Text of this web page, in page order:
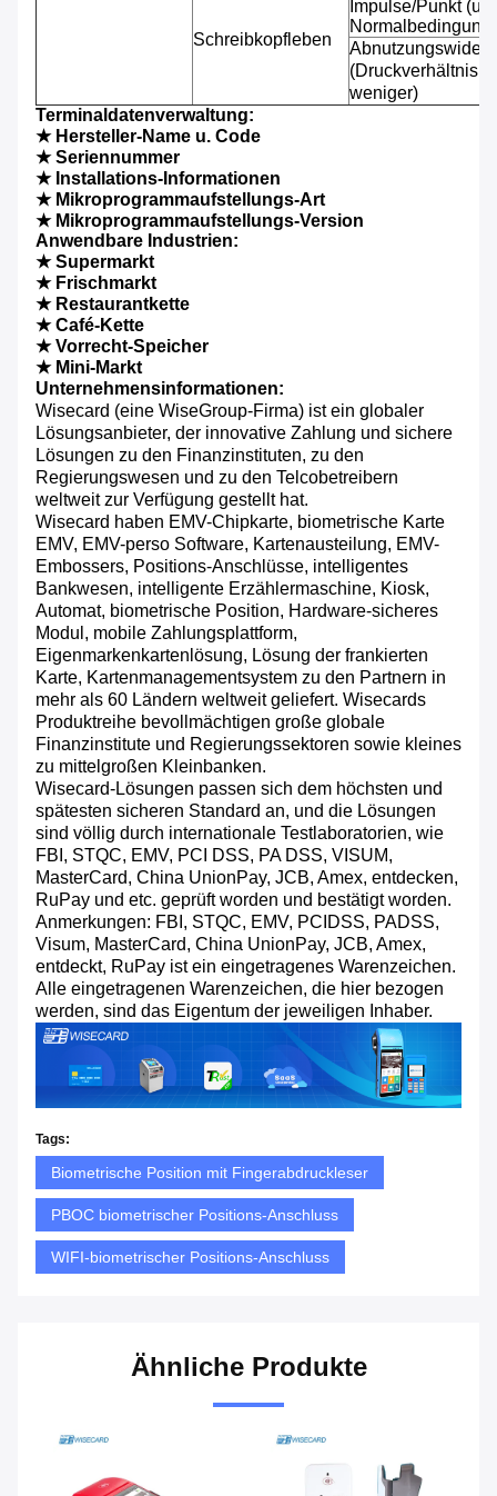
Schreibkopfleben
Impulse/Punkt
(Druckverhältnis
weniger)
Terminaldatenverwaltung:
★ Hersteller-Name u. Code
★ Seriennummer
★ Installations-Informationen
★ Mikroprogrammaufstellungs-Art
★ Mikroprogrammaufstellungs-Version
Anwendbare Industrien:
★ Supermarkt
★ Frischmarkt
★ Restaurantkette
★ Café-Kette
★ Vorrecht-Speicher
★ Mini-Markt
Unternehmensinformationen:
Wisecard (eine WiseGroup-Firma) ist ein globaler
Lösungsanbieter, der innovative Zahlung und sichere
Lösungen zu den Finanzinstituten, zu den
Regierungswesen und zu den Telcobetreibern
weltweit zur Verfügung gestellt hat.
Wisecard haben EMV-Chipkarte, biometrische Karte
EMV, EMV-perso Software, Kartenausteilung, EMV-
Embossers, Positions-Anschlüsse, intelligentes
Bankwesen, intelligente Erzählermaschine, Kiosk,
Automat, biometrische Position, Hardware-sicheres
Modul, mobile Zahlungsplattform,
Eigenmarkenkartenlösung, Lösung der frankierten
Karte, Kartenmanagementsystem zu den Partnern in
mehr als 60 Ländern weltweit geliefert. Wisecards
Produktreihe bevollmächtigen große globale
Finanzinstitute und Regierungssektoren sowie kleines
zu mittelgroßen Kleinbanken.
Wisecard-Lösungen passen sich dem höchsten und
spätesten sicheren Standard an, und die Lösungen
sind völlig durch internationale Testlaboratorien, wie
FBI, STQC, EMV, PCI DSS, PA DSS, VISUM,
MasterCard, China UnionPay, JCB, Amex, entdecken,
RuPay und etc. geprüft worden und bestätigt worden.
Anmerkungen: FBI, STQC, EMV, PCIDSS, PADSS,
Visum, MasterCard, China UnionPay, JCB, Amex,
entdeckt, RuPay ist ein eingetragenes Warenzeichen.
Alle eingetragenen Warenzeichen, die hier bezogen
werden, sind das Eigentum der jeweiligen Inhaber.
Tags:
Biometrische Position mit Fingerabdruckleser
PBOC biometrischer Positions-Anschluss
WIFI-biometrischer Positions-Anschluss
Ähnliche Produkte